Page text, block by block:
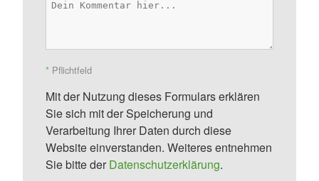
* Pflichtfeld
Mit der Nutzung dieses Formulars erklären
Sie sich mit der Speicherung und
Verarbeitung Ihrer Daten durch diese
Website einverstanden. Weiteres entnehmen
Sie bitte der Datenschutzerklärung.